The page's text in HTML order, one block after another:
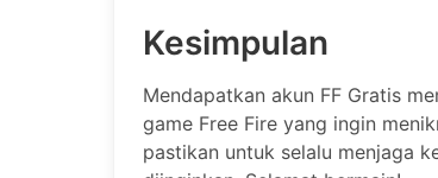
Kesimpulan
Mendapatkan akun FF Gratis
game Free Fire yang ingin
pastikan untuk selalu menjaga